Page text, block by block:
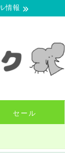
情報
セール